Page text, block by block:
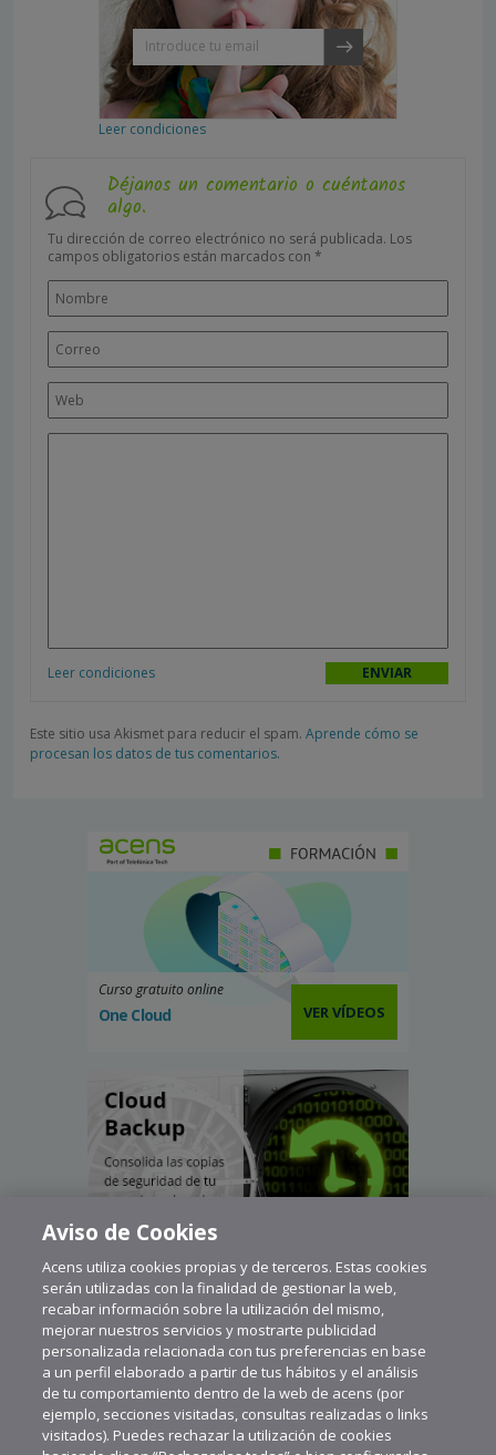
Leer condiciones
Déjanos un comentario o cuéntanos
algo.
Tu dirección de correo electrónico no será publicada. Los
campos obligatorios están marcados con *
Leer condiciones
Este sitio usa Akismet para reducir el spam. Aprende cómo se
procesan los datos de tus comentarios.
Curso gratuito online
One Cloud VER VÍDEOS
Aviso de Cookies
Acens utiliza cookies propias y de terceros. Estas cookies
serán utilizadas con la finalidad de gestionar la web,
recabar información sobre la utilización del mismo,
mejorar nuestros servicios y mostrarte publicidad
personalizada relacionada con tus preferencias en base
a un perfil elaborado a partir de tus hábitos y el análisis
de tu comportamiento dentro de la web de acens (por
ejemplo, secciones visitadas, consultas realizadas o links
visitados). Puedes rechazar la utilización de cookies